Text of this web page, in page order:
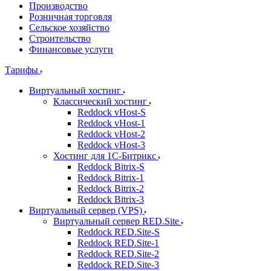
Производство
Розничная торговля
Сельское хозяйство
Строительство
Финансовые услуги
Тарифы
Виртуальный хостинг
Классический хостинг
Reddock vHost-S
Reddock vHost-1
Reddock vHost-2
Reddock vHost-3
Хостинг для 1С-Битрикс
Reddock Bitrix-S
Reddock Bitrix-1
Reddock Bitrix-2
Reddock Bitrix-3
Виртуальный сервер (VPS)
Виртуальный сервер RED.Site
Reddock RED.Site-S
Reddock RED.Site-1
Reddock RED.Site-2
Reddock RED.Site-3